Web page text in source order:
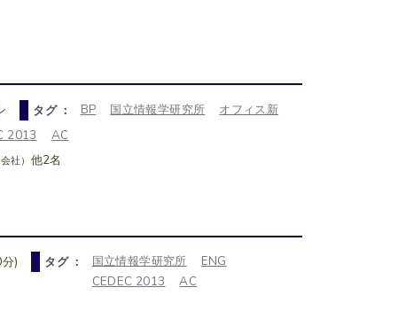
タグ ： BP 国立情報学研究所
オフィス新
2013
AC
社） 他2名
) タグ ： 国立情報学研究所
ENG
CEDEC 2013
AC